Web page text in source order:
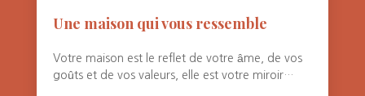
Une maison qui vous ressemble
Votre maison est le reflet de votre âme, de vos
goûts et de vos valeurs, elle est votre miroir…